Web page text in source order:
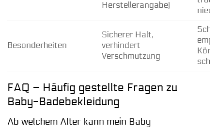
Herstellerangabe)
Besonderheiten
Sicherer Halt,
verhindert
Verschmutzung
FAQ – Häufig gestellte Fragen zu
Baby-Badebekleidung
Ab welchem Alter kann mein Baby